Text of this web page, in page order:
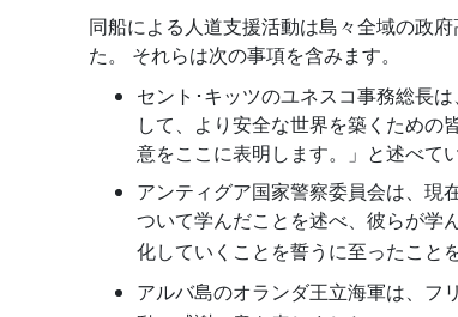
同船による人道支援活動は島々全域の政
た。 それらは次の事項を含みます。
セント･キッツのユネスコ事務総長
して、より安全な世界を築くための
意をここに表明します。」と述べてい
アンティグア国家警察委員会は、現
ついて学んだことを述べ、彼らが学
化していくことを誓うに至ったこと
アルバ島のオランダ王立海軍は、フ